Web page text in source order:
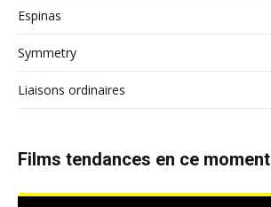
Espinas
Symmetry
Liaisons ordinaires
Films tendances en ce moment